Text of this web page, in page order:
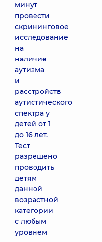
минут
провести
скрининговое
исследование
на
наличие
аутизма
и
расстройств
аутистического
спектра у
детей от 1
до 16 лет.
Тест
разрешено
проводить
детям
данной
возрастной
категории
с любым
уровнем